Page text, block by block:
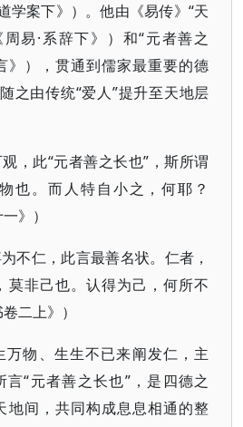
学案下》）。他由《易传》“天
易·系辞下》）和“元者善之
》），贯通到儒家最重要的德
之由传统“爱人”提升至天地层
，此“元者善之长也”，斯所谓
也。而人特自小之，何耶？
》）
不仁，此言最善名状。仁者，
莫非己也。认得为己，何所不
二上》）
万物、生生不已来阐发仁，主
言“元者善之长也”，是四德之
地间，共同构成息息相通的整